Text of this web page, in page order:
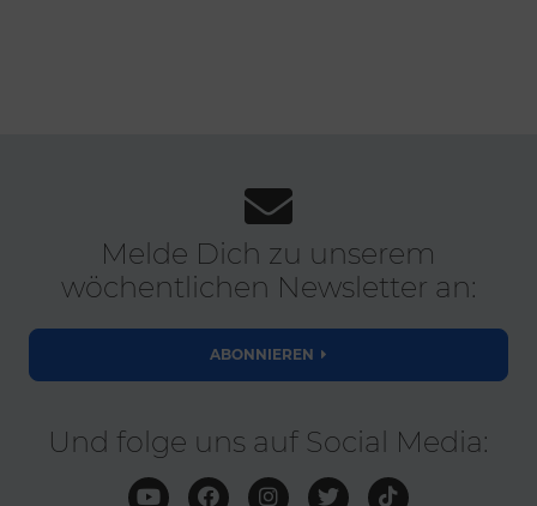
Melde Dich zu unserem
wöchentlichen Newsletter an:
ABONNIEREN
Und folge uns auf Social Media: